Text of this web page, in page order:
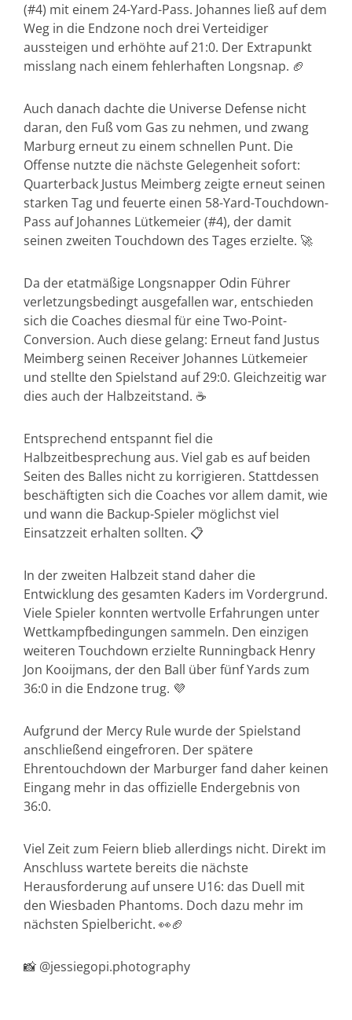
(#4) mit einem 24-Yard-Pass. Johannes ließ auf dem
Weg in die Endzone noch drei Verteidiger
aussteigen und erhöhte auf 21:0. Der Extrapunkt
misslang nach einem fehlerhaften Longsnap. 🏈
Auch danach dachte die Universe Defense nicht
daran, den Fuß vom Gas zu nehmen, und zwang
Marburg erneut zu einem schnellen Punt. Die
Offense nutzte die nächste Gelegenheit sofort:
Quarterback Justus Meimberg zeigte erneut seinen
starken Tag und feuerte einen 58-Yard-Touchdown-
Pass auf Johannes Lütkemeier (#4), der damit
seinen zweiten Touchdown des Tages erzielte. 🚀
Da der etatmäßige Longsnapper Odin Führer
verletzungsbedingt ausgefallen war, entschieden
sich die Coaches diesmal für eine Two-Point-
Conversion. Auch diese gelang: Erneut fand Justus
Meimberg seinen Receiver Johannes Lütkemeier
und stellte den Spielstand auf 29:0. Gleichzeitig war
dies auch der Halbzeitstand. ☕️
Entsprechend entspannt fiel die
Halbzeitbesprechung aus. Viel gab es auf beiden
Seiten des Balles nicht zu korrigieren. Stattdessen
beschäftigten sich die Coaches vor allem damit, wie
und wann die Backup-Spieler möglichst viel
Einsatzzeit erhalten sollten. 📋
In der zweiten Halbzeit stand daher die
Entwicklung des gesamten Kaders im Vordergrund.
Viele Spieler konnten wertvolle Erfahrungen unter
Wettkampfbedingungen sammeln. Den einzigen
weiteren Touchdown erzielte Runningback Henry
Jon Kooijmans, der den Ball über fünf Yards zum
36:0 in die Endzone trug. 💜
Aufgrund der Mercy Rule wurde der Spielstand
anschließend eingefroren. Der spätere
Ehrentouchdown der Marburger fand daher keinen
Eingang mehr in das offizielle Endergebnis von
36:0.
Viel Zeit zum Feiern blieb allerdings nicht. Direkt im
Anschluss wartete bereits die nächste
Herausforderung auf unsere U16: das Duell mit
den Wiesbaden Phantoms. Doch dazu mehr im
nächsten Spielbericht. 👀🏈
📸 @jessiegopi.photography